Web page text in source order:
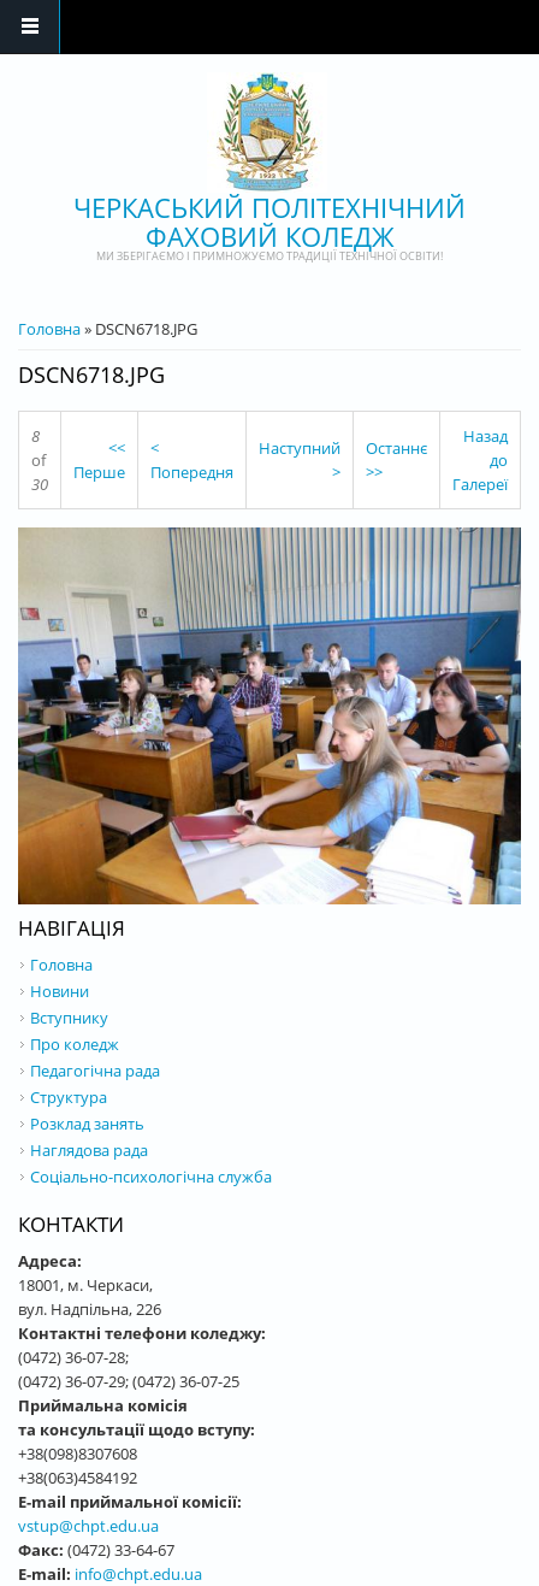
ЧЕРКАСЬКИЙ ПОЛІТЕХНІЧНИЙ
ФАХОВИЙ КОЛЕДЖ
МИ ЗБЕРІГАЄМО І ПРИМНОЖУЄМО ТРАДИЦІЇ ТЕХНІЧНОЇ ОСВІТИ!
ВИ Є ТУТ
Головна» DSCN6718.JPG
DSCN6718.JPG
8
of
30
<<
Перше
<
Попередня
Наступний
>
Останнє
>>
Назад
до
Галереї
НАВІГАЦІЯ
Головна
Новини
Вступнику
Про коледж
Педагогічна рада
Структура
Розклад занять
Наглядова рада
Соціально-психологічна служба
КОНТАКТИ
Адреса:
18001, м. Черкаси,
вул. Надпільна, 226
Контактні телефони коледжу:
(0472) 36-07-28;
(0472) 36-07-29; (0472) 36-07-25
Приймальна комісія
та консультації щодо вступу:
+38(098)8307608
+38(063)4584192
E-mail приймальної комісії:
vstup@chpt.edu.ua
Факс: (0472) 33-64-67
E-mail: info@chpt.edu.ua